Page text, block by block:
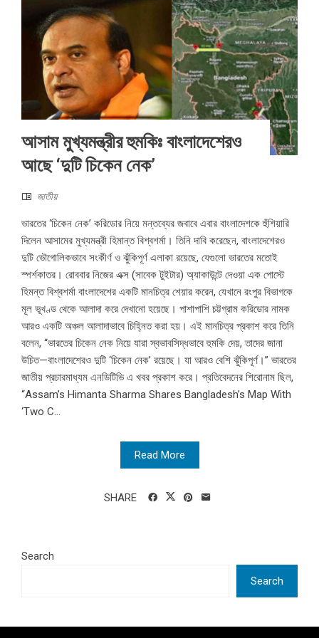
আসাম মুখ্যমন্ত্রীর হুমকিঃ বাংলাদেশেরও
আছে ‘দুটি চিকেন নেক’
জাতীয়
ভারতের ‘চিকেন নেক’ করিডোর নিয়ে মন্তব্যের জবাবে এবার বাংলাদেশকে হুঁশিয়ারি
দিলেন আসামের মুখ্যমন্ত্রী হিমান্ত বিশ্বশর্মা। তিনি দাবি করেছেন, বাংলাদেশেরও
দুটি ভৌগোলিকভাবে সংকীর্ণ ও ঝুঁকিপূর্ণ এলাকা রয়েছে, যেগুলো ভারতের মতোই
স্পর্শকাতর। রোববার নিজের এক্স (সাবেক টুইটার) অ্যাকাউন্টে দেওয়া এক পোস্টে
হিমন্ত বিশ্বশর্মা বাংলাদেশের একটি মানচিত্র শেয়ার করেন, যেখানে রংপুর বিভাগকে
মূল ভূখণ্ড থেকে আলাদা করে দেখানো হয়েছে। পাশাপাশি চট্টগ্রাম করিডোর নামক
আরও একটি অঞ্চল আলাদাভাবে চিহ্নিত করা হয়। এই মানচিত্র প্রকাশ করে তিনি
বলেন, “ভারতের চিকেন নেক নিয়ে যারা স্বভাবসিদ্ধভাবে হুমকি দেয়, তাদের জানা
উচিত—বাংলাদেশেরও দুটি ‘চিকেন নেক’ রয়েছে। যা আরও বেশি ঝুঁকিপূর্ণ।” ভারতের
জাতীয় প্রচারমাধ্যম এনডিটিভি এ খবর প্রকাশ করে। প্রতিবেদনের শিরোনাম ছিল,
“Assam’s Himanta Sharma Shares Bangladesh’s Map With
‘Two C...
Read More
SHARE
Search
Search